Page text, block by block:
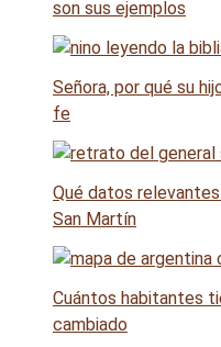
son sus ejemplos
Señora, por qué su
fe
Qué datos
San Martín
Cuántos habitantes
cambiado